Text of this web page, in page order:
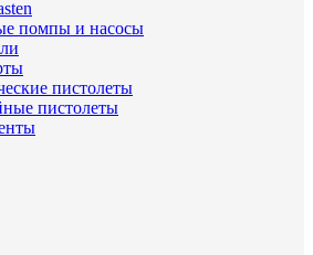
помпы и насосы
пистолеты
пистолеты